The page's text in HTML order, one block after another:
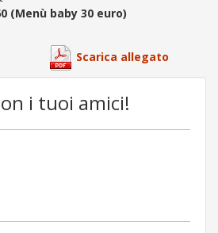
(Menù baby 30 euro)
Scarica allegato
i tuoi amici!